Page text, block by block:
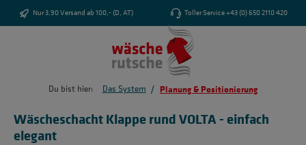
Zum Hauptinhalt springen
Nur 3,90 Versand ab 100,- (D, AT) Toller Service +43 (0) 650 2110 420
Du bist hier: Das System / Planung & Positionierung
Wäscheschacht Klappe rund VOLTA - einfach
elegant